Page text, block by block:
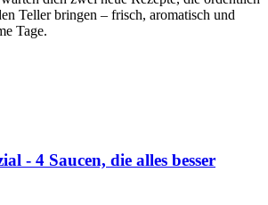
Teller bringen – frisch, aromatisch und
Tage.
- 4 Saucen, die alles besser